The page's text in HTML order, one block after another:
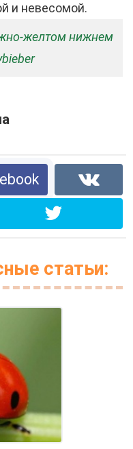
и невесомой.
желтом нижнем
статьи: